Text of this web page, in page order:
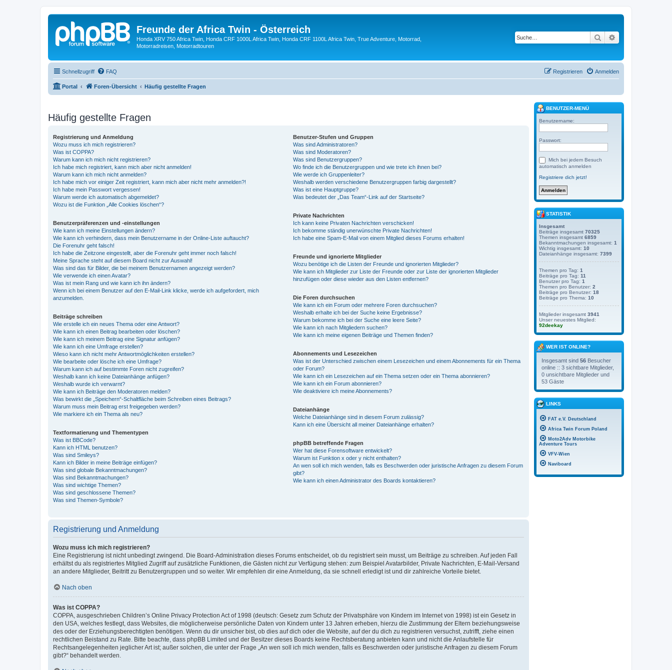
Freunde der Africa Twin - Österreich
Honda XRV 750 Africa Twin, Honda CRF 1000L Africa Twin, Honda CRF 1100L Africa Twin, True Adventure, Motorrad,
Motorradreisen, Motorradtouren
Suche
Schnellzugriff FAQ Anmelden
Registrieren
Portal Foren-Übersicht Häufig gestellte Fragen
Häufig gestellte Fragen
Registrierung und Anmeldung
Wozu muss ich mich registrieren?
Was ist COPPA?
Warum kann ich mich nicht registrieren?
Ich habe mich registriert, kann mich aber nicht anmelden!
Warum kann ich mich nicht anmelden?
Ich habe mich vor einiger Zeit registriert, kann mich aber nicht mehr anmelden?!
Ich habe mein Passwort vergessen!
Warum werde ich automatisch abgemeldet?
Wozu ist die Funktion „Alle Cookies löschen“?
Benutzerpräferenzen und -einstellungen
Wie kann ich meine Einstellungen ändern?
Wie kann ich verhindern, dass mein Benutzername in der Online-Liste auftaucht?
Die Forenuhr geht falsch!
Ich habe die Zeitzone eingestellt, aber die Forenuhr geht immer noch falsch!
Meine Sprache steht auf diesem Board nicht zur Auswahl!
Was sind das für Bilder, die bei meinem Benutzernamen angezeigt werden?
Wie verwende ich einen Avatar?
Was ist mein Rang und wie kann ich ihn ändern?
Wenn ich bei einem Benutzer auf den E-Mail-Link klicke, werde ich aufgefordert, mich
anzumelden.
Beiträge schreiben
Wie erstelle ich ein neues Thema oder eine Antwort?
Wie kann ich einen Beitrag bearbeiten oder löschen?
Wie kann ich meinem Beitrag eine Signatur anfügen?
Wie kann ich eine Umfrage erstellen?
Wieso kann ich nicht mehr Antwortmöglichkeiten erstellen?
Wie bearbeite oder lösche ich eine Umfrage?
Warum kann ich auf bestimmte Foren nicht zugreifen?
Weshalb kann ich keine Dateianhänge anfügen?
Weshalb wurde ich verwarnt?
Wie kann ich Beiträge den Moderatoren melden?
Was bewirkt die „Speichern“-Schaltfläche beim Schreiben eines Beitrags?
Warum muss mein Beitrag erst freigegeben werden?
Wie markiere ich ein Thema als neu?
Textformatierung und Thementypen
Was ist BBCode?
Kann ich HTML benutzen?
Was sind Smileys?
Kann ich Bilder in meine Beiträge einfügen?
Was sind globale Bekanntmachungen?
Was sind Bekanntmachungen?
Was sind wichtige Themen?
Was sind geschlossene Themen?
Was sind Themen-Symbole?
Benutzer-Stufen und Gruppen
Was sind Administratoren?
Was sind Moderatoren?
Was sind Benutzergruppen?
Wo finde ich die Benutzergruppen und wie trete ich ihnen bei?
Wie werde ich Gruppenleiter?
Weshalb werden verschiedene Benutzergruppen farbig dargestellt?
Was ist eine Hauptgruppe?
Was bedeutet der „Das Team“-Link auf der Startseite?
Private Nachrichten
Ich kann keine Privaten Nachrichten verschicken!
Ich bekomme ständig unerwünschte Private Nachrichten!
Ich habe eine Spam-E-Mail von einem Mitglied dieses Forums erhalten!
Freunde und ignorierte Mitglieder
Wozu benötige ich die Listen der Freunde und ignorierten Mitglieder?
Wie kann ich Mitglieder zur Liste der Freunde oder zur Liste der ignorierten Mitglieder
hinzufügen oder diese wieder aus den Listen entfernen?
Die Foren durchsuchen
Wie kann ich ein Forum oder mehrere Foren durchsuchen?
Weshalb erhalte ich bei der Suche keine Ergebnisse?
Warum bekomme ich bei der Suche eine leere Seite?
Wie kann ich nach Mitgliedern suchen?
Wie kann ich meine eigenen Beiträge und Themen finden?
Abonnements und Lesezeichen
Was ist der Unterschied zwischen einem Lesezeichen und einem Abonnements für ein Thema
oder Forum?
Wie kann ich ein Lesezeichen auf ein Thema setzen oder ein Thema abonnieren?
Wie kann ich ein Forum abonnieren?
Wie deaktiviere ich meine Abonnements?
Dateianhänge
Welche Dateianhänge sind in diesem Forum zulässig?
Kann ich eine Übersicht all meiner Dateianhänge erhalten?
phpBB betreffende Fragen
Wer hat diese Forensoftware entwickelt?
Warum ist Funktion x oder y nicht enthalten?
An wen soll ich mich wenden, falls es Beschwerden oder juristische Anfragen zu diesem Forum
gibt?
Wie kann ich einen Administrator des Boards kontaktieren?
Registrierung und Anmeldung
Wozu muss ich mich registrieren?
Eine Registrierung ist nicht unbedingt zwingend. Die Board-Administration dieses Forums entscheidet, ob du registriert sein musst, um Beiträge zu schreiben. Auf jeden Fall
erhältst du als registriertes Mitglied Zugriff auf zusätzliche Funktionen, die Gästen nicht zur Verfügung stehen: zum Beispiel Avatarbilder, Private Nachrichten, E-Mail-Versand
an andere Mitglieder, Beitritt zu Benutzergruppen und so weiter. Wir empfehlen dir eine Anmeldung, da sie schnell erledigt ist und dir zahlreiche Vorteile bietet.
Nach oben
Was ist COPPA?
COPPA, ausgeschrieben Children’s Online Privacy Protection Act of 1998 (deutsch: Gesetz zum Schutz der Privatsphäre von Kindern im Internet von 1998) ist ein Gesetz in
den USA, welches festlegt, dass Websites, die möglicherweise persönliche Daten von Kindern unter 13 Jahren erheben, hierzu die Zustimmung der Eltern beziehungsweise
des oder der Erziehungsberechtigten benötigen. Wenn du dir unsicher bist, ob dies auf dich oder die Website, auf der du dich zu registrieren versuchst, zutrifft, ziehe einen
rechtlichen Beistand zu Rate. Bitte beachte, dass phpBB Limited und der Besitzer dieses Boards keine Rechtsberatung anbieten kann und nicht die Anlaufstelle für
Rechtsangelegenheiten jeglicher Art ist; außer solchen, die unter der Frage „An wen soll ich mich wenden, falls es Beschwerden oder juristische Anfragen zu diesem Forum
gibt?“ behandelt werden.
BENUTZER-MENÜ
Benutzername:
Passwort:
Mich bei jedem Besuch
automatisch anmelden
Registriere dich jetzt!
STATISTIK
Insgesamt
Beiträge insgesamt 70325
Themen insgesamt 6859
Bekanntmachungen insgesamt: 1
Wichtig insgesamt: 10
Dateianhänge insgesamt: 7399
Themen pro Tag: 1
Beiträge pro Tag: 11
Benutzer pro Tag: 1
Themen pro Benutzer: 2
Beiträge pro Benutzer: 18
Beiträge pro Thema: 10
Mitglieder insgesamt 3941
Unser neuestes Mitglied:
92deekay
WER IST ONLINE?
Insgesamt sind 56 Besucher
online :: 3 sichtbare Mitglieder,
0 unsichtbare Mitglieder und
53 Gäste
LINKS
FAT e.V. Deutschland
Africa Twin Forum Poland
Moto2Adv Motorbike
Adventure Tours
VFV-Wien
Naviboard